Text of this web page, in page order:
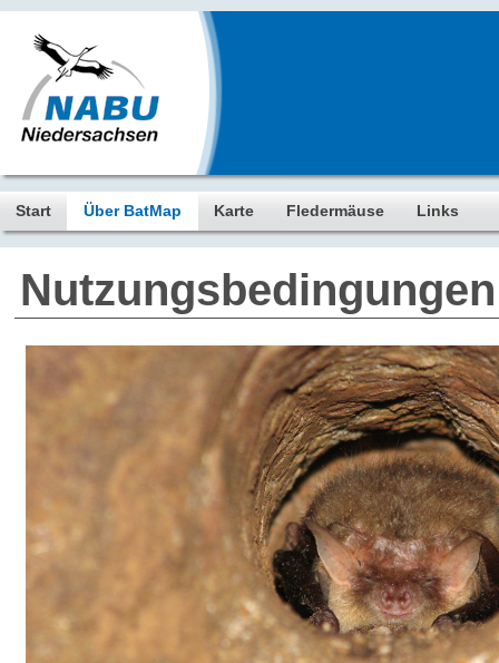
Start Über BatMap Karte Fledermäuse Links
Nutzungsbedingungen